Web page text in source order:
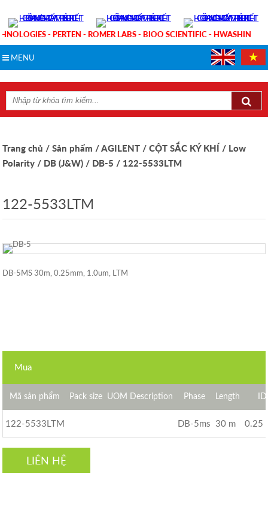
- PERTEN - ROMER LABS - BIOO SCIENTIFIC - HWASHIN
MENU
Trang chủ / Sản phẩm / AGILENT / CỘT SẮC KÝ KHÍ / Low
Polarity / DB (J&W) / DB-5 / 122-5533LTM
122-5533LTM
DB-5MS 30m, 0.25mm, 1.0um, LTM
Mua
Mã sản phẩm Pack size UOM Description Phase Length ID
122-5533LTM DB-5ms 30 m 0.25
LIÊN HỆ